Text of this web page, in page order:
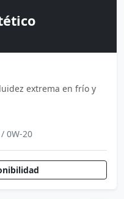
extrema en frío y
0W-20